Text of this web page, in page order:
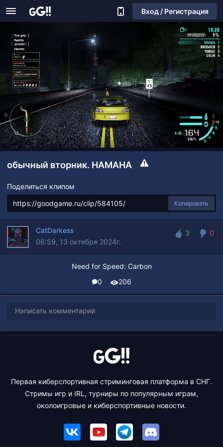
Вход / Регистрация
обычный вторник. НАМАНА
Поделиться клипом
Копировать
CatDarkess
06:59, 13 октября 2024г.
3
0
Need for Speed: Carbon
0
206
Написать комментарий
Первая киберспортивная стриминговая платформа в СНГ.
Стримы игр и IRL, турниры по популярным играм,
околоигровые и киберспортивные новости.